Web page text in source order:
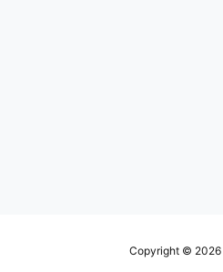
Copyright © 2026